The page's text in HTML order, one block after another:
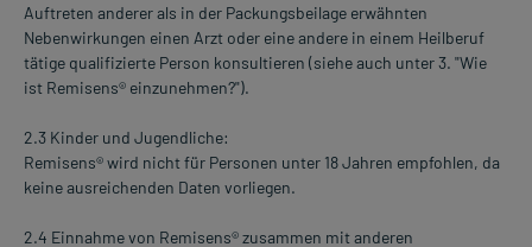
Auftreten anderer als in der Packungsbeilage erwähnten
Nebenwirkungen einen Arzt oder eine andere in einem Heilberuf
tätige qualifizierte Person konsultieren (siehe auch unter 3. "Wie
ist Remisens® einzunehmen?").
2.3 Kinder und Jugendliche:
Remisens® wird nicht für Personen unter 18 Jahren empfohlen, da
keine ausreichenden Daten vorliegen.
2.4 Einnahme von Remisens® zusammen mit anderen